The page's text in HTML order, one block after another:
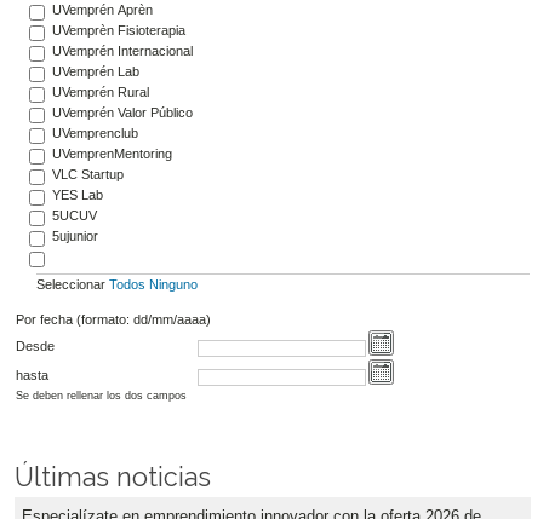
UVemprén Aprèn
UVemprèn Fisioterapia
UVemprén Internacional
UVemprén Lab
UVemprén Rural
UVemprén Valor Público
UVemprenclub
UVemprenMentoring
VLC Startup
YES Lab
5UCUV
5ujunior
Seleccionar Todos Ninguno
Por fecha (formato: dd/mm/aaaa)
Desde
hasta
Se deben rellenar los dos campos
Últimas noticias